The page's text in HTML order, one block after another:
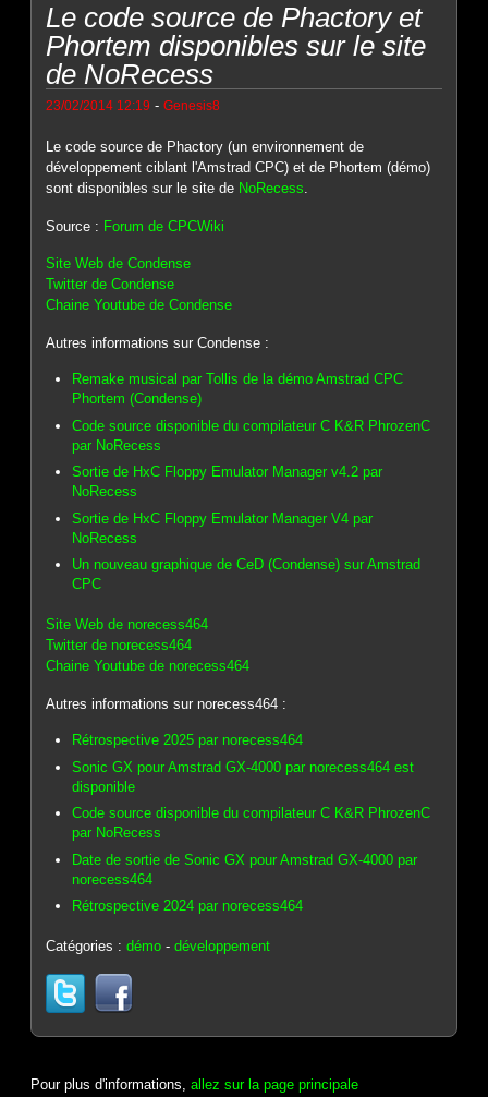
Le code source de Phactory et
Phortem disponibles sur le site
de NoRecess
23/02/2014 12:19 -Genesis8
Le code source de Phactory (un environnement de
développement ciblant l'Amstrad CPC) et de Phortem (démo)
sont disponibles sur le site de NoRecess.
Source : Forum de CPCWiki
Site Web de Condense
Twitter de Condense
Chaine Youtube de Condense
Autres informations sur Condense :
Remake musical par Tollis de la démo Amstrad CPC
Phortem (Condense)
Code source disponible du compilateur C K&R PhrozenC
par NoRecess
Sortie de HxC Floppy Emulator Manager v4.2 par
NoRecess
Sortie de HxC Floppy Emulator Manager V4 par
NoRecess
Un nouveau graphique de CeD (Condense) sur Amstrad
CPC
Site Web de norecess464
Twitter de norecess464
Chaine Youtube de norecess464
Autres informations sur norecess464 :
Rétrospective 2025 par norecess464
Sonic GX pour Amstrad GX-4000 par norecess464 est
disponible
Code source disponible du compilateur C K&R PhrozenC
par NoRecess
Date de sortie de Sonic GX pour Amstrad GX-4000 par
norecess464
Rétrospective 2024 par norecess464
Catégories :démo -développement
Pour plus d'informations,allez sur la page principale